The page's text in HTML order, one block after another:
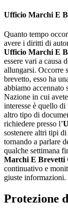
Ufficio Marchi E
Quanto tempo
avere i diritti di
Ufficio Marchi E
essere vari a causa
allungarsi. Occorre
brevetto, esso ha
abbiamo accennato
Nazione in cui
interesse è quello di
altro tipo di
richiedere presso l’
sostenere altri tipi
tornando a parlare
qualche settimana
Marchi E Brevetti
continuativo e
giuste informazioni.
Protezione